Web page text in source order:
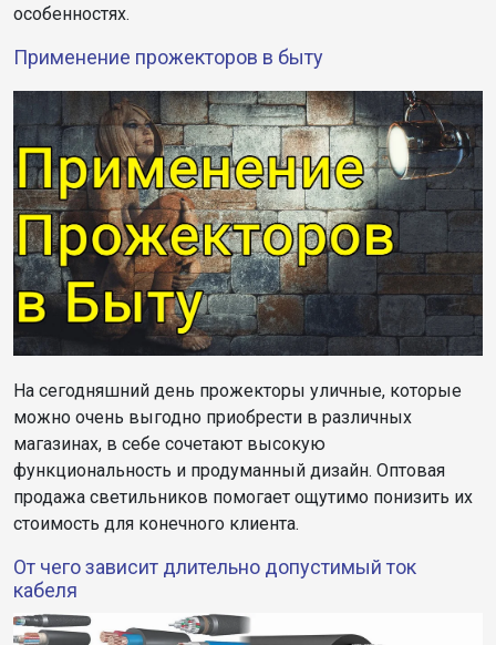
особенностях.
Применение прожекторов в быту
На сегодняшний день прожекторы уличные, которые
можно очень выгодно приобрести в различных
магазинах, в себе сочетают высокую
функциональность и продуманный дизайн. Оптовая
продажа светильников помогает ощутимо понизить их
стоимость для конечного клиента.
От чего зависит длительно допустимый ток
кабеля